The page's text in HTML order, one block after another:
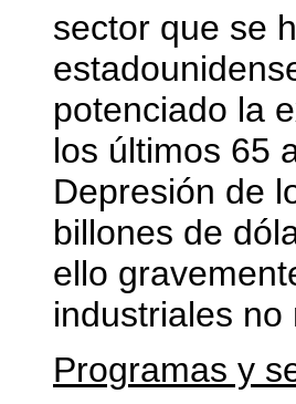
sector que se
potenciado la
los últimos 65
Depresión de
billones de
ello
industriales
Programas y